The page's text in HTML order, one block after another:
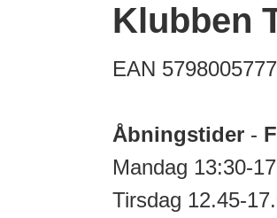
Klubben
EAN
Åbningstider-
Mandag 13:30-
Tirsdag 12.45-